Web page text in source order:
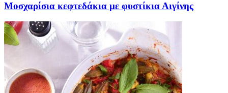
Μοσχαρίσια κεφτεδάκια με φυστίκια Αιγίνης